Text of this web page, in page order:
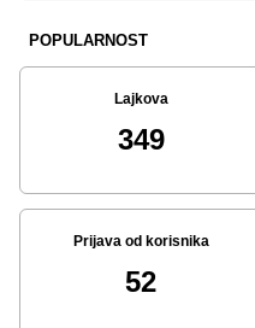
POPULARNOST
Lajkova
349
Prijava od korisnika
52